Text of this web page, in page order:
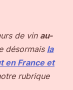
de vin au-
désormais la
en France et
rubrique